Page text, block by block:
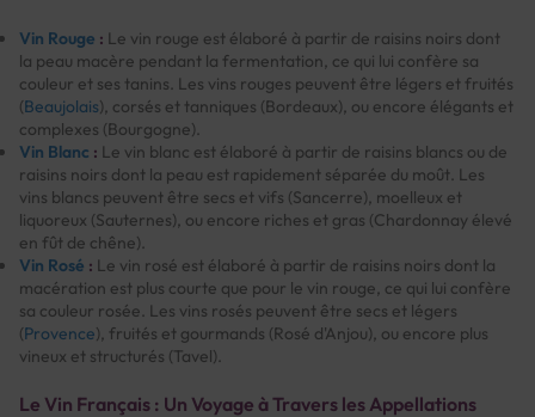
Vin Rouge : Le vin rouge est élaboré à partir de raisins noirs dont
la peau macère pendant la fermentation, ce qui lui confère sa
couleur et ses tanins. Les vins rouges peuvent être légers et fruités
(Beaujolais), corsés et tanniques (Bordeaux), ou encore élégants et
complexes (Bourgogne).
Vin Blanc : Le vin blanc est élaboré à partir de raisins blancs ou de
raisins noirs dont la peau est rapidement séparée du moût. Les
vins blancs peuvent être secs et vifs (Sancerre), moelleux et
liquoreux (Sauternes), ou encore riches et gras (Chardonnay élevé
en fût de chêne).
Vin Rosé : Le vin rosé est élaboré à partir de raisins noirs dont la
macération est plus courte que pour le vin rouge, ce qui lui confère
sa couleur rosée. Les vins rosés peuvent être secs et légers
(Provence), fruités et gourmands (Rosé d'Anjou), ou encore plus
vineux et structurés (Tavel).
Le Vin Français : Un Voyage à Travers les Appellations